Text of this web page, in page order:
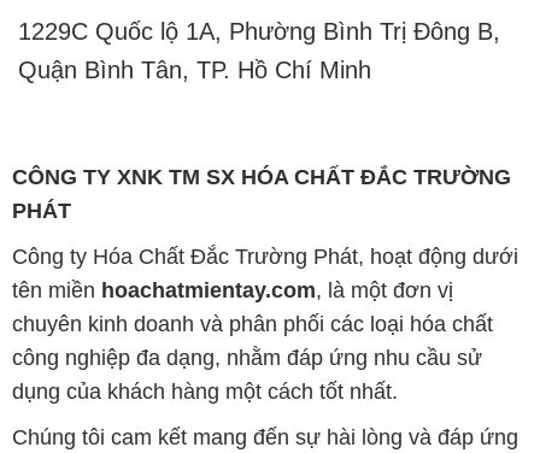
1229C Quốc lộ 1A, Phường Bình Trị Đông B,
Quận Bình Tân, TP. Hồ Chí Minh
CÔNG TY XNK TM SX HÓA CHẤT ĐẮC TRƯỜNG
PHÁT
Công ty Hóa Chất Đắc Trường Phát, hoạt động dưới
tên miền hoachatmientay.com, là một đơn vị
chuyên kinh doanh và phân phối các loại hóa chất
công nghiệp đa dạng, nhằm đáp ứng nhu cầu sử
dụng của khách hàng một cách tốt nhất.
Chúng tôi cam kết mang đến sự hài lòng và đáp ứng